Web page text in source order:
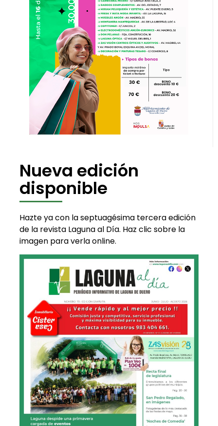
Nueva edición
disponible
Hazte ya con la septuagésima tercera edición
de la revista Laguna al Día. Haz clic sobre la
imagen para verla online.